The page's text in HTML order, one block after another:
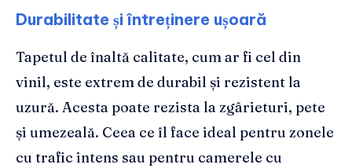
Durabilitate și întreținere ușoară
Tapetul de înaltă calitate, cum ar fi cel din
vinil, este extrem de durabil și rezistent la
uzură. Acesta poate rezista la zgârieturi, pete
și umezeală. Ceea ce îl face ideal pentru zonele
cu trafic intens sau pentru camerele cu